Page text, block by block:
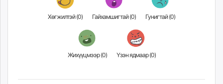
Хөгжилтэй (0) Гайхамшигтай (0) Гунигтай (0)
Жихүүцмээр (0) Үзэн ядмаар (0)